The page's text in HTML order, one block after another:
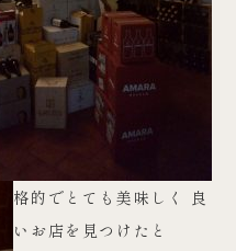
格的でとても美味しく 良
いお店を見つけたと